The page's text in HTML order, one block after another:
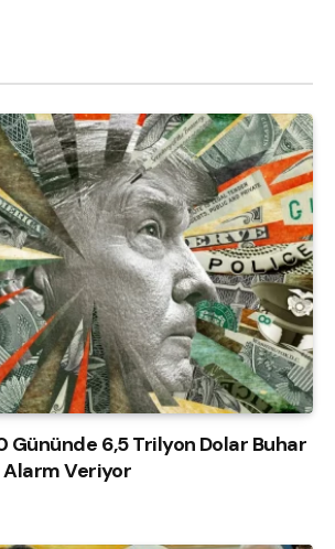
Gününde 6,5 Trilyon Dolar Buhar
Alarm Veriyor